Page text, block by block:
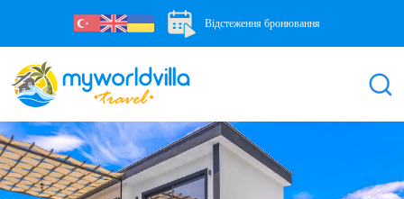
Відстеження бронювання